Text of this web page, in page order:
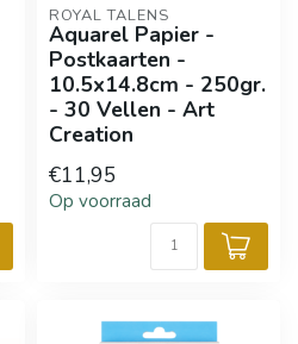
ROYAL TALENS
Aquarel Papier -
Postkaarten -
10.5x14.8cm - 250gr.
- 30 Vellen - Art
Creation
€11,95
Op voorraad